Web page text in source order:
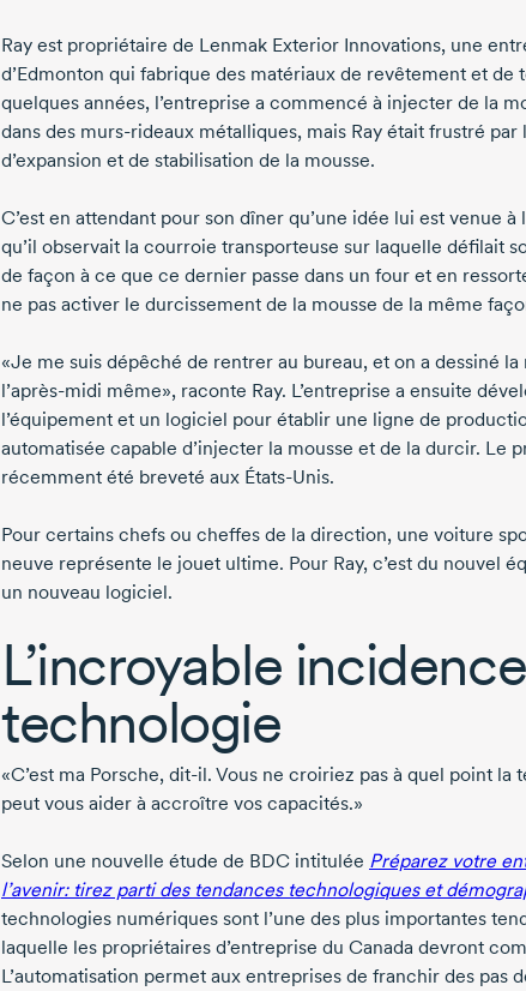
Ray est propriétaire de Lenmak Exterior Innovations, une
d’Edmonton qui fabrique des matériaux de revêtement et de
quelques années, l’entreprise a commencé à injecter de la
dans des murs-rideaux métalliques, mais Ray était frustré par
d’expansion et de stabilisation de la mousse.
C’est en attendant pour son dîner qu’une idée lui est venue à
qu’il observait la courroie transporteuse sur laquelle défilait
de façon à ce que ce dernier passe dans un four et en
ne pas activer le durcissement de la mousse de la même
«Je me suis dépêché de rentrer au bureau, et on a dessiné la
l’après-midi même», raconte Ray. L’entreprise a ensuite
l’équipement et un logiciel pour établir une ligne de
automatisée capable d’injecter la mousse et de la durcir. Le
récemment été breveté aux États-Unis.
Pour certains chefs ou cheffes de la direction, une voiture
neuve représente le jouet ultime. Pour Ray, c’est du nouvel
un nouveau logiciel.
L’incroyable
technologie
«C’est ma Porsche, dit-il. Vous ne croiriez pas à quel point la
peut vous aider à accroître vos capacités.»
Selon une nouvelle étude de BDC intitulée Préparez votre
l’avenir: tirez parti des tendances technologiques et
technologies numériques sont l’une des plus importantes
laquelle les propriétaires d’entreprise du Canada devront
L’automatisation permet aux entreprises de franchir des pas